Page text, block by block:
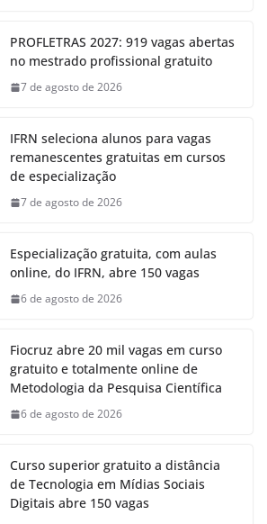
PROFLETRAS 2027: 919 vagas abertas
no mestrado profissional gratuito
7 de agosto de 2026
IFRN seleciona alunos para vagas
remanescentes gratuitas em cursos
de especialização
7 de agosto de 2026
Especialização gratuita, com aulas
online, do IFRN, abre 150 vagas
6 de agosto de 2026
Fiocruz abre 20 mil vagas em curso
gratuito e totalmente online de
Metodologia da Pesquisa Científica
6 de agosto de 2026
Curso superior gratuito a distância
de Tecnologia em Mídias Sociais
Digitais abre 150 vagas